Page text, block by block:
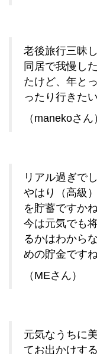
老後旅行三昧し
同居で我慢し
たけど、年と
ったり行きたい
（manekoさん
リアル過ぎで
やはり（高級
を貯蓄ですか
今は元気でも
るかはわから
めの貯金ですね
（MEさん）
元気なうちに
てお出かけす